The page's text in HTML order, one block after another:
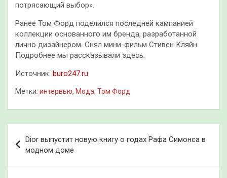
потрясающий выбор».
Ранее Том Форд поделился последней кампанией
коллекции основанного им бренда, разработанной
лично дизайнером. Снял мини-фильм Стивен Кляйн.
Подробнее мы рассказывали здесь.
Источник: buro247.ru
Метки: интервью, Мода, Том Форд
по
записям
Dior выпустит новую книгу о годах Рафа Симонса в
модном доме